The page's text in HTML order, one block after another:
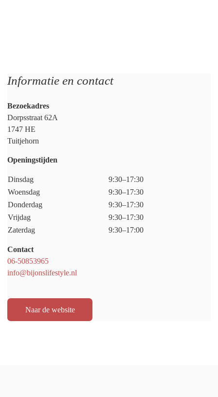
Informatie en contact
Bezoekadres
Dorpsstraat 62A
1747 HE
Tuitjehorn
Openingstijden
Dinsdag
9:30–17:30
Woensdag
9:30–17:30
Donderdag
9:30–17:30
Vrijdag
9:30–17:30
Zaterdag
9:30–17:00
Contact
06-50853965
info@bijonslifestyle.nl
Naar de website